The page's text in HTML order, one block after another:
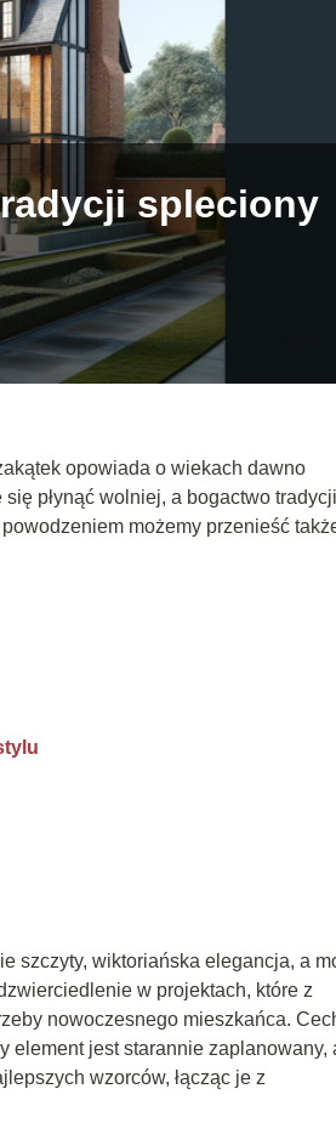
spleciony
opowiada o wiekach dawno
płynąć wolniej, a bogactwo tradycji
możemy przenieść
szczyty, wiktoriańska elegancja, a
w projektach, które z
nowoczesnego mieszkańca.
element jest starannie zaplanowany,
wzorców, łącząc je z